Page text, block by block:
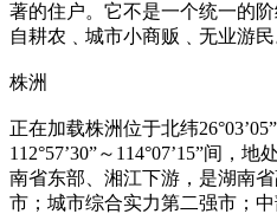
著的住户。它不是一个统一的
自耕农﹑城市小商贩﹑无业游民
株洲
正在加载株洲位于北纬
112°57’30”～114°07’15”间，
南省东部、湘江下游，是湖南
市；城市综合实力第二强市；